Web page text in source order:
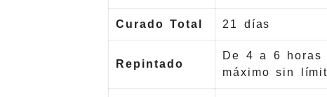
Curado Total 21 días
Repintado
De 4 a 6 horas
máximo sin